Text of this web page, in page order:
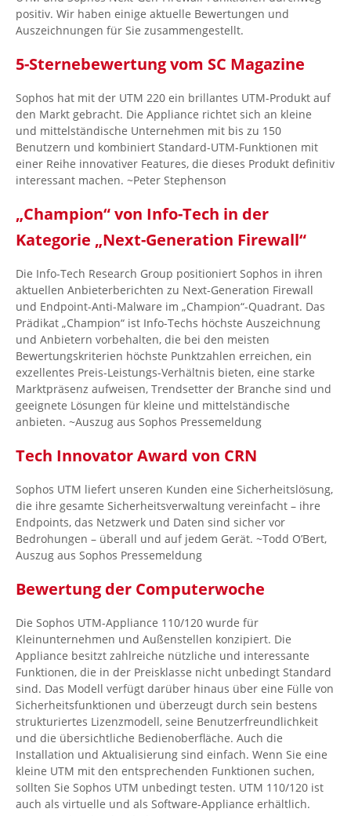
positiv. Wir haben einige aktuelle Bewertungen und
Auszeichnungen für Sie zusammengestellt.
5-Sternebewertung vom SC Magazine
Sophos hat mit der UTM 220 ein brillantes UTM-Produkt auf
den Markt gebracht. Die Appliance richtet sich an kleine
und mittelständische Unternehmen mit bis zu 150
Benutzern und kombiniert Standard-UTM-Funktionen mit
einer Reihe innovativer Features, die dieses Produkt definitiv
interessant machen. ~Peter Stephenson
„Champion“ von Info-Tech in der
Kategorie „Next-Generation Firewall“
Die Info-Tech Research Group positioniert Sophos in ihren
aktuellen Anbieterberichten zu Next-Generation Firewall
und Endpoint-Anti-Malware im „Champion“-Quadrant. Das
Prädikat „Champion“ ist Info-Techs höchste Auszeichnung
und Anbietern vorbehalten, die bei den meisten
Bewertungskriterien höchste Punktzahlen erreichen, ein
exzellentes Preis-Leistungs-Verhältnis bieten, eine starke
Marktpräsenz aufweisen, Trendsetter der Branche sind und
geeignete Lösungen für kleine und mittelständische
anbieten. ~Auszug aus Sophos Pressemeldung
Tech Innovator Award von CRN
Sophos UTM liefert unseren Kunden eine Sicherheitslösung,
die ihre gesamte Sicherheitsverwaltung vereinfacht – ihre
Endpoints, das Netzwerk und Daten sind sicher vor
Bedrohungen – überall und auf jedem Gerät. ~Todd O’Bert,
Auszug aus Sophos Pressemeldung
Bewertung der Computerwoche
Die Sophos UTM-Appliance 110/120 wurde für
Kleinunternehmen und Außenstellen konzipiert. Die
Appliance besitzt zahlreiche nützliche und interessante
Funktionen, die in der Preisklasse nicht unbedingt Standard
sind. Das Modell verfügt darüber hinaus über eine Fülle von
Sicherheitsfunktionen und überzeugt durch sein bestens
strukturiertes Lizenzmodell, seine Benutzerfreundlichkeit
und die übersichtliche Bedienoberfläche. Auch die
Installation und Aktualisierung sind einfach. Wenn Sie eine
kleine UTM mit den entsprechenden Funktionen suchen,
sollten Sie Sophos UTM unbedingt testen. UTM 110/120 ist
auch als virtuelle und als Software-Appliance erhältlich.